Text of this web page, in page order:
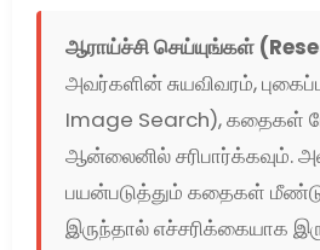
ஆராய்ச்சி செய்யுங்கள்
அவர்களின் சுயவிவரம்,
Image Search), கதைகள்
ஆன்லைனில் சரிபார்க்கவும்.
பயன்படுத்தும் கதைகள்
இருந்தால் எச்சரிக்கையாக